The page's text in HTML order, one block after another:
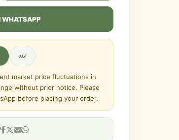
WHATSAPP
اردو
market price fluctuations in
without prior notice. Please
before placing your order.